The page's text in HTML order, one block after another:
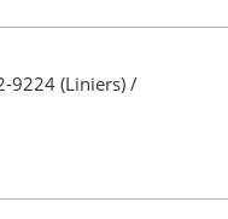
9224 (Liniers) /